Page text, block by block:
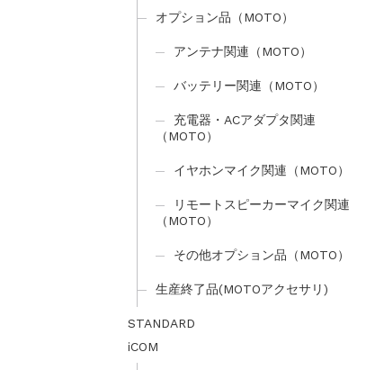
オプション品（MOTO）
アンテナ関連（MOTO）
バッテリー関連（MOTO）
充電器・ACアダプタ関連
（MOTO）
イヤホンマイク関連（MOTO）
リモートスピーカーマイク関連
（MOTO）
その他オプション品（MOTO）
生産終了品(MOTOアクセサリ)
STANDARD
iCOM